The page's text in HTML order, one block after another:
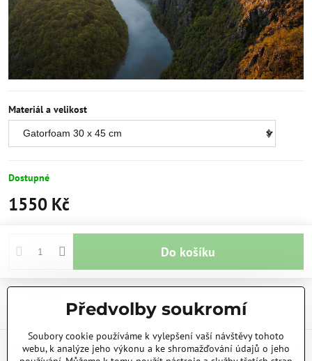
Materiál a velikost
Dostupné
1550 Kč
Do košíku
Doplňující informace
Předvolby soukromí
Soubory cookie používáme k vylepšení vaší návštěvy tohoto
webu, k analýze jeho výkonu a ke shromažďování údajů o jeho